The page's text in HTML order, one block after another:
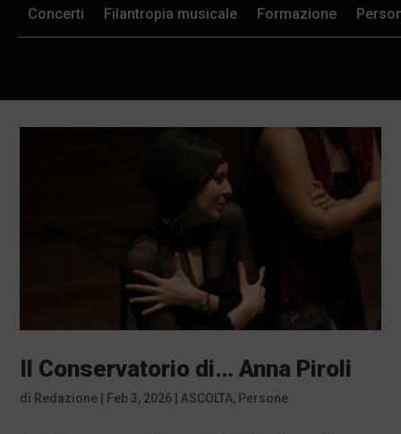
Formazione
Concerti Filantropia musicale
Il Conservatorio di… Anna Piroli
di Redazione Feb 3, 2026 ASCOLTA, Persone